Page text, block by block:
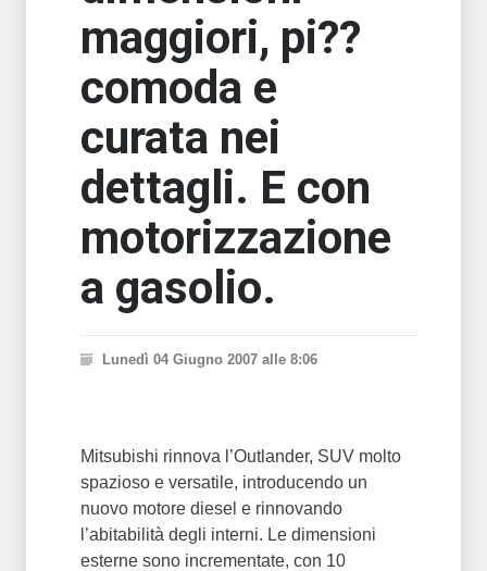
maggiori, pi??
comoda e
curata nei
dettagli. E con
motorizzazione
a gasolio.
Lunedì 04 Giugno 2007 alle 8:06
Mitsubishi rinnova l’Outlander, SUV molto
spazioso e versatile, introducendo un
nuovo motore diesel e rinnovando
l’abitabilità degli interni. Le dimensioni
esterne sono incrementate, con 10